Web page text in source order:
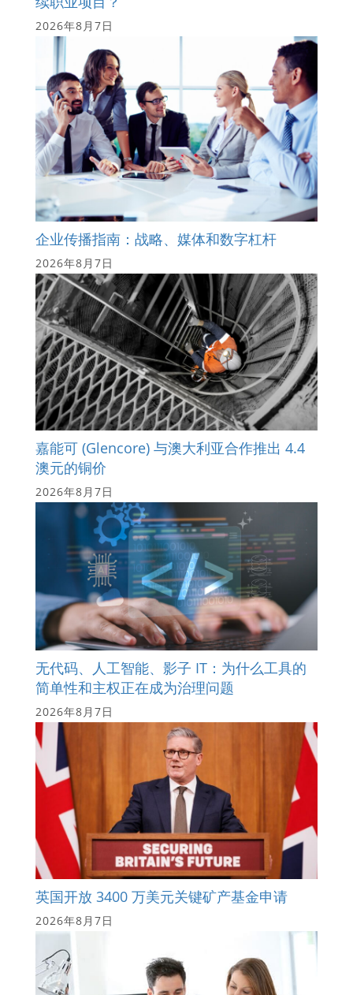
2026年8月7日
企业传播指南：战略、媒体和数字杠杆
2026年8月7日
嘉能可 (Glencore) 与澳大利亚合作推出 4.4
澳元的铜价
2026年8月7日
无代码、人工智能、影子 IT：为什么工具的
简单性和主权正在成为治理问题
2026年8月7日
英国开放 3400 万美元关键矿产基金申请
2026年8月7日